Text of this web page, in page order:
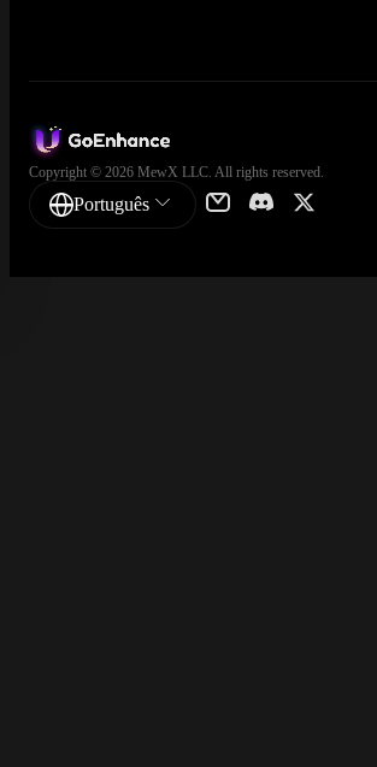
Copyright © 2026 MewX LLC. All rights reserved.
Português